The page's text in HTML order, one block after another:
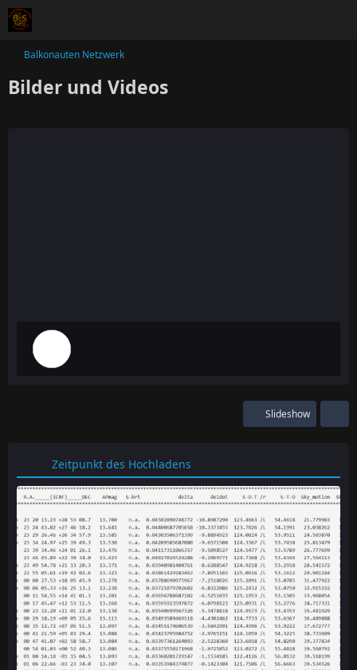
Balkonauten Netzwerk
Bilder und Videos
Slideshow
Zeitpunkt des Hochladens